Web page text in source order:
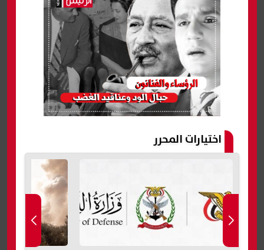
اختيارات المحرر